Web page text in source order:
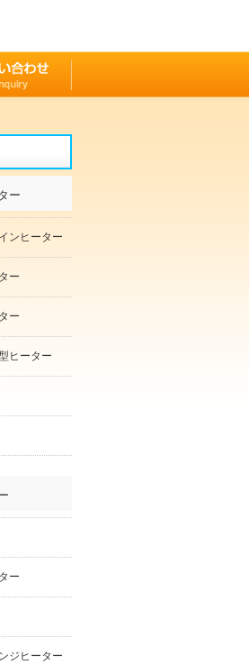
ー
ンヒーター
ー
ー
ヒーター
ー
ジヒーター